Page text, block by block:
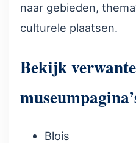
naar gebieden,
culturele plaatsen.
Bekijk verwante
Blois